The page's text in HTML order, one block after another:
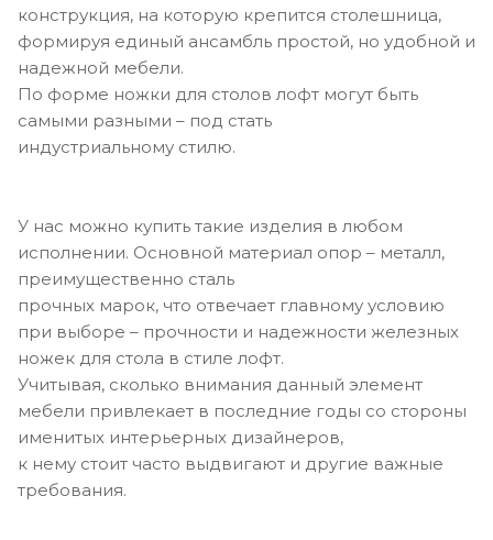
конструкция, на которую крепится столешница,
формируя единый ансамбль простой, но удобной и
надежной мебели.
По форме ножки для столов лофт могут быть
самыми разными – под стать
индустриальному стилю.
У нас можно купить такие изделия в любом
исполнении. Основной материал опор – металл,
преимущественно сталь
прочных марок, что отвечает главному условию
при выборе – прочности и надежности железных
ножек для стола в стиле лофт.
Учитывая, сколько внимания данный элемент
мебели привлекает в последние годы со стороны
именитых интерьерных дизайнеров,
к нему стоит часто выдвигают и другие важные
требования.